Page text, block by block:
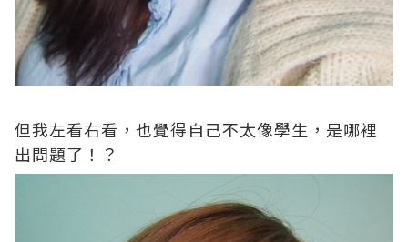
但我左看右看，也覺得自己不太像學生，是哪裡
出問題了！？